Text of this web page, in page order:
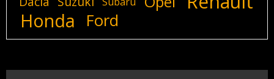
Honda Ford